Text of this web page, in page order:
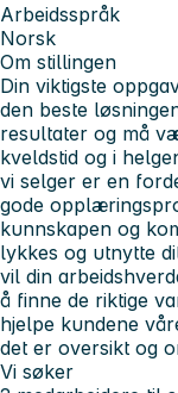
Arbeidsspråk
Norsk
Om stillingen
Din viktigste
den beste
resultater og må
kveldstid og i
vi selger er en
gode
kunnskapen og
lykkes og utnytte
vil din
å finne de riktige
hjelpe kundene
det er oversikt og
Vi søker